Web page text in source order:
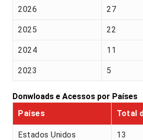
2026 27
2025 22
2024 11
2023 5
Donwloads e Acessos por Países
Países
Total
Estados Unidos 13